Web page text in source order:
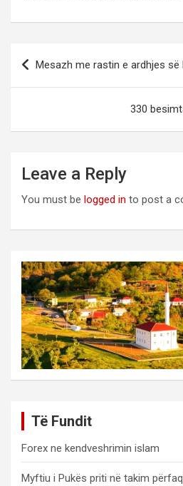
Post
navigation
Mesazh me rastin e ardhjes së
330
Leave a Reply
You must be logged in to post a
Të Fundit
Forex ne kendveshrimin islam
Myftiu i Pukës priti në takim